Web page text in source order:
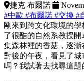
捷克 布爾諾
#中歐 #布爾諾 #交換 #
剛來到跨文化環境的
了很酷的自然系教授
集森林裡的香菇，逐
對後的午夜，看見了
嗎？我試著去找尋這題